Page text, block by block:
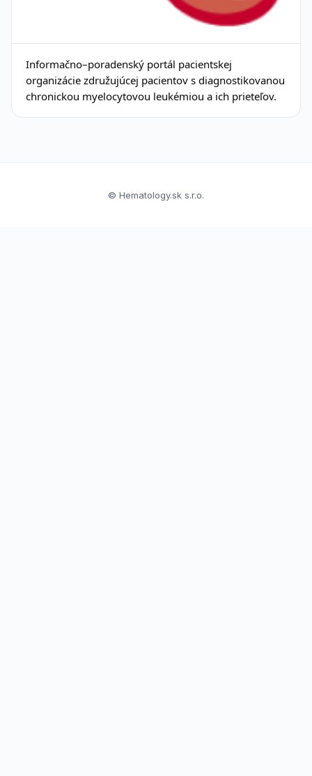
Informačno–poradenský portál pacientskej
organizácie združujúcej pacientov s diagnostikovanou
chronickou myelocytovou leukémiou a ich prieteľov.
© Hematology.sk s.r.o.